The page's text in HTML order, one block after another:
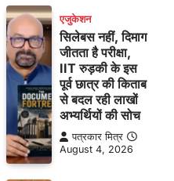
एजुकेशन
सिलेबस नहीं, दिमाग
जीतता है परीक्षा,
IIT रुड़की के इस
पूर्व छात्र की किताब
से बदल रही लाखों
अभ्यर्थियों की सोच
पत्रकार मित्र
August 4, 2026